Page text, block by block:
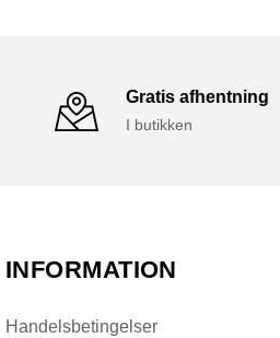
Gratis afhentning
I butikken
INFORMATION
Handelsbetingelser